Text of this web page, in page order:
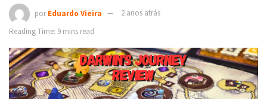
por Eduardo Vieira
2 anos atrás
Reading Time: 9 mins read